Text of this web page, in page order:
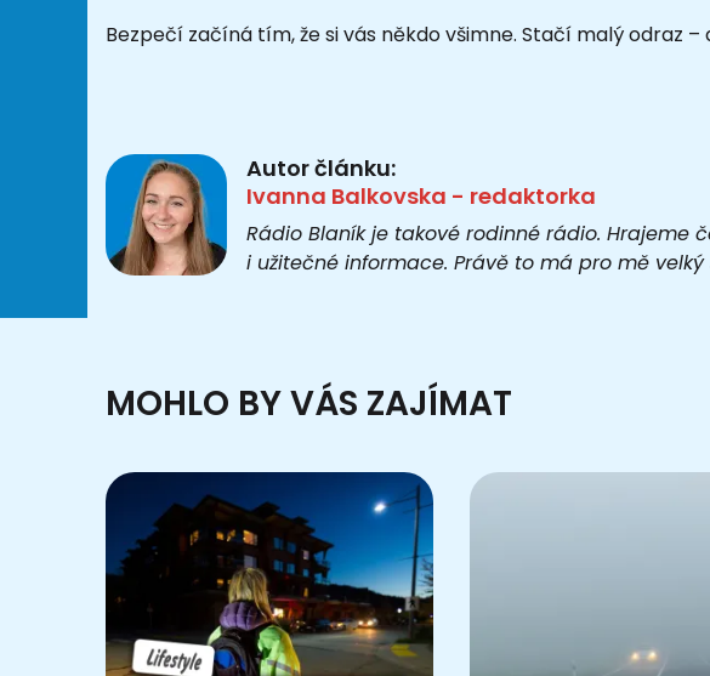
Bezpečí začíná tím, že si vás někdo všimne. Stačí malý odraz
Autor článku:
Ivanna Balkovska - redaktorka
Rádio Blaník je takové rodinné rádio. Hrajeme
i užitečné informace. Právě to má pro mě velký
MOHLO BY VÁS ZAJÍMAT